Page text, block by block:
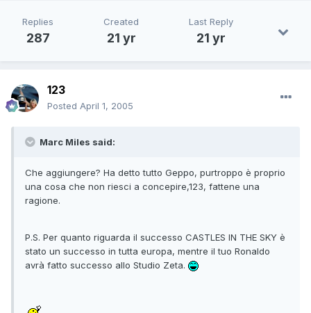
Replies
287
Created
21 yr
Last Reply
21 yr
123
Posted April 1, 2005
Marc Miles said:
Che aggiungere? Ha detto tutto Geppo, purtroppo è proprio
una cosa che non riesci a concepire,123, fattene una
ragione.
P.S. Per quanto riguarda il successo CASTLES IN THE SKY è
stato un successo in tutta europa, mentre il tuo Ronaldo
avrà fatto successo allo Studio Zeta.